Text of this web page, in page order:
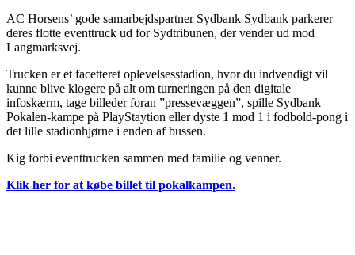
AC Horsens’ gode samarbejdspartner Sydbank Sydbank parkerer
deres flotte eventtruck ud for Sydtribunen, der vender ud mod
Langmarksvej.
Trucken er et facetteret oplevelsesstadion, hvor du indvendigt vil
kunne blive klogere på alt om turneringen på den digitale
infoskærm, tage billeder foran ”pressevæggen”, spille Sydbank
Pokalen-kampe på PlayStaytion eller dyste 1 mod 1 i fodbold-pong i
det lille stadionhjørne i enden af bussen.
Kig forbi eventtrucken sammen med familie og venner.
Klik her for at købe billet til pokalkampen.